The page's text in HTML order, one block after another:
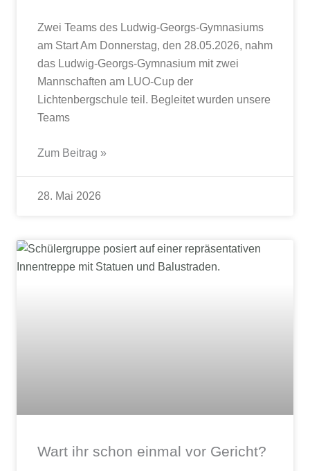
Zwei Teams des Ludwig-Georgs-Gymnasiums
am Start Am Donnerstag, den 28.05.2026, nahm
das Ludwig-Georgs-Gymnasium mit zwei
Mannschaften am LUO-Cup der
Lichtenbergschule teil. Begleitet wurden unsere
Teams
Zum Beitrag »
28. Mai 2026
Wart ihr schon einmal vor Gericht?